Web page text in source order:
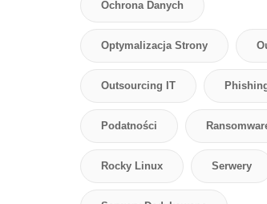
Ochrona Danych
Optymalizacja Strony
Outsourcing IT
Podatności
Rocky Linux Serwery